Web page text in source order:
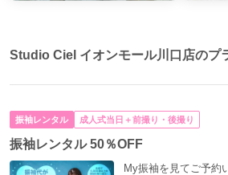
Studio Ciel イオンモール川口店のプ
振袖レンタル 成人式当日＋前撮り・後撮り
振袖レンタル 50％OFF
My振袖を見てご予約